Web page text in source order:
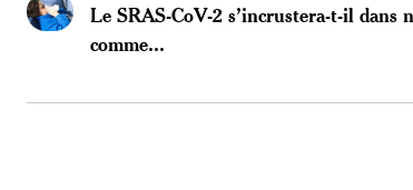
Le SRAS-CoV-2 s’incrustera-t-il dans
comme...